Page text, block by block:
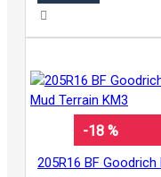
-18 %